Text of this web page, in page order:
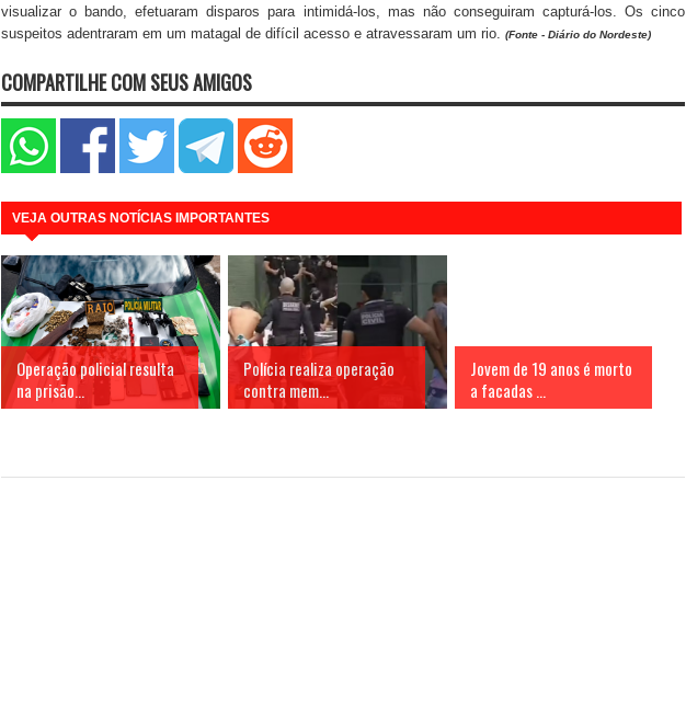
visualizar o bando, efetuaram disparos para intimidá-los, mas não conseguiram capturá-los. Os cinco
suspeitos adentraram em um matagal de difícil acesso e atravessaram um rio. (Fonte - Diário do Nordeste)
COMPARTILHE COM SEUS AMIGOS
VEJA OUTRAS NOTÍCIAS IMPORTANTES
Operação policial resulta
na prisão...
Polícia realiza operação
contra mem...
Jovem de 19 anos é morto
a facadas ...